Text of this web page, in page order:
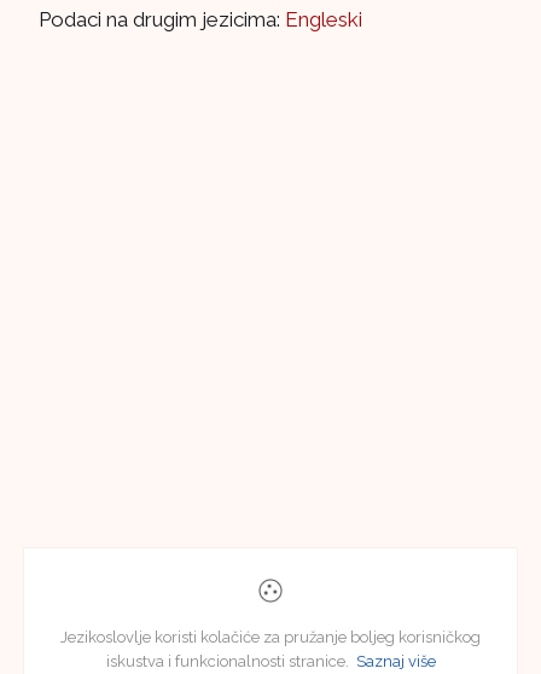
Podaci na drugim jezicima: Engleski
Jezikoslovlje koristi kolačiće za pružanje boljeg korisničkog
iskustva i funkcionalnosti stranice. Saznaj više